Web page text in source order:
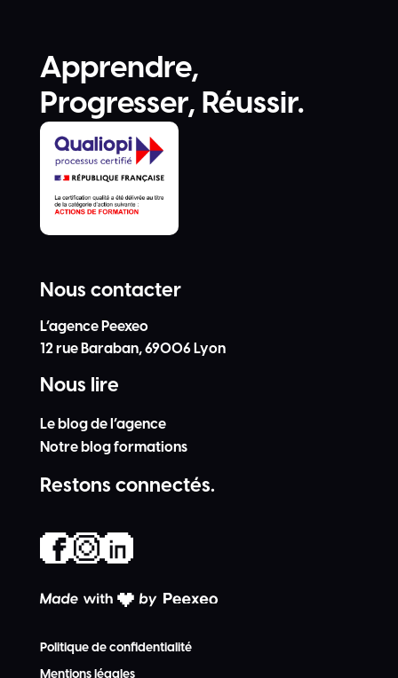
Apprendre,
Progresser, Réussir.
Nous contacter
L’agence Peexeo
12 rue Baraban, 69006 Lyon
Nous lire
Le blog de l’agence
Notre blog formations
Restons connectés.
Politique de confidentialité
Mentions légales